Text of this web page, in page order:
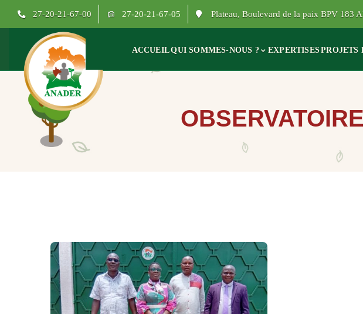
27-20-21-67-00 27-20-21-67-05 Plateau, Boulevard de la paix BPV 183
ACCUEILQUI SOMMES-NOUS ? EXPERTISESPROJETS